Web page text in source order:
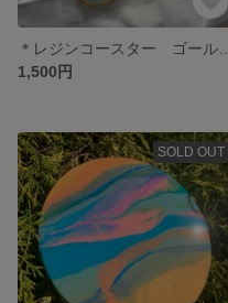
1,500円
SOLD OUT